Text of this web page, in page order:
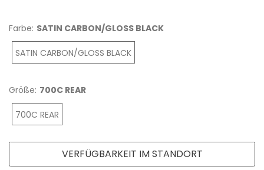
Farbe: SATIN CARBON/GLOSS BLACK
SATIN CARBON/GLOSS BLACK
Größe: 700C REAR
700C REAR
VERFÜGBARKEIT IM STANDORT